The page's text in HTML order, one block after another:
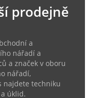
prodejně
a
nářadí a
a značek v oboru
nářadí,
najdete techniku
úklid.